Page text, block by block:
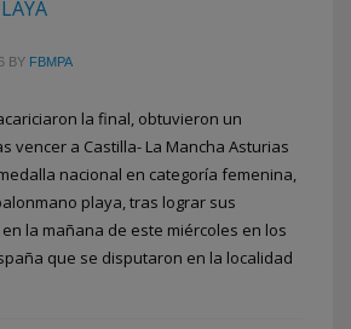
BY FBMPA
la final, obtuvieron un
vencer a Castilla- La Mancha Asturias
nacional en categoría femenina,
playa, tras lograr sus
la mañana de este miércoles en los
que se disputaron en la localidad